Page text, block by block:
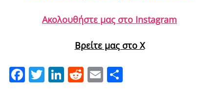
Ακολουθήστε μας στο Instagram
Βρείτε μας στο X
Facebook
Twitter
LinkedIn
Reddit
Email